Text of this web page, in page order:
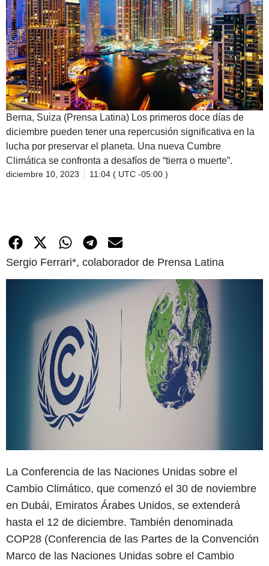
Berna, Suiza (Prensa Latina) Los primeros doce días de
diciembre pueden tener una repercusión significativa en la
lucha por preservar el planeta. Una nueva Cumbre
Climática se confronta a desafíos de “tierra o muerte”.
diciembre 10, 2023 11:04 ( UTC -05:00 )
Sergio Ferrari*, colaborador de Prensa Latina
La Conferencia de las Naciones Unidas sobre el
Cambio Climático, que comenzó el 30 de noviembre
en Dubái, Emiratos Árabes Unidos, se extenderá
hasta el 12 de diciembre. También denominada
COP28 (Conferencia de las Partes de la Convención
Marco de las Naciones Unidas sobre el Cambio